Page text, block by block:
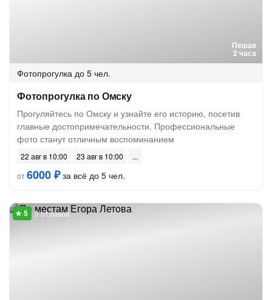
Пешая
2 часа
Фотопрогулка до 5 чел.
Фотопрогулка по Омску
Прогуляйтесь по Омску и узнайте его историю, посетив
главные достопримечательности. Профессиональные
фото станут отличным воспоминанием
22 авг в 10:00
23 авг в 10:00
от6000 ₽за всё до 5 чел.
5 отзывов